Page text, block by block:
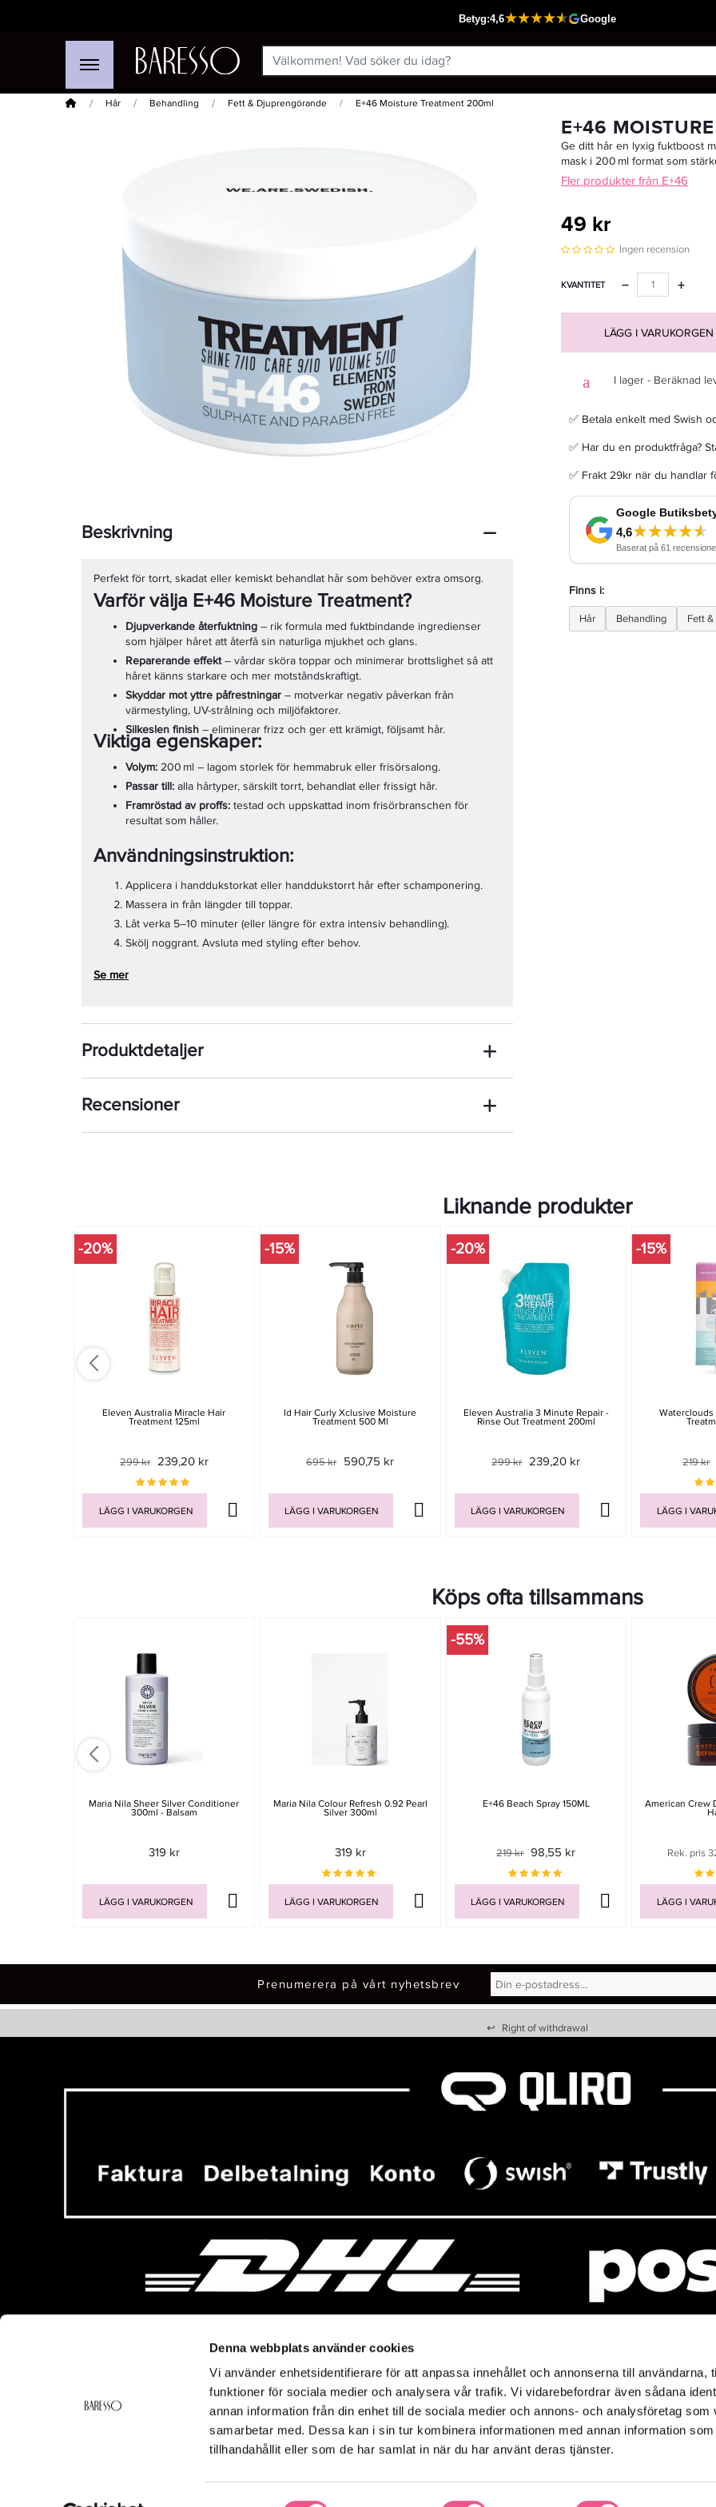
Denna webbplats använder cookies
Vi använder enhetsidentifierare för att anpassa innehållet och annonserna till användarna,
funktioner för sociala medier och analysera vår trafik. Vi vidarebefordrar även sådana
annan information från din enhet till de sociala medier och annons- och analysföretag som
samarbetar med. Dessa kan i sin tur kombinera informationen med annan information
tillhandahållit eller som de har samlat in när du har använt deras tjänster.
Samtyckesval
Hem Hår Behandling Fett & Djuprengörande E+46 Moisture Treatment 200ml
Passar din varukorg
W7 Kiss Lipstick The Reds Ruby Red 3g
Beskrivning
Perfekt för torrt, skadat eller kemiskt behandlat hår som behöver extra omsorg.
Varför välja E+46 Moisture Treatment?
Djupverkande återfuktning – rik formula med fuktbindande ingredienser
som hjälper håret att återfå sin naturliga mjukhet och glans.
Reparerande effekt– vårdar sköra toppar och minimerar brottslighet så att
håret känns starkare och mer motståndskraftigt.
Skyddar mot yttre påfrestningar – motverkar negativ påverkan från
värmestyling, UV-strålning och miljöfaktorer.
Silkeslen finish – eliminerar frizz och ger ett krämigt, följsamt hår.
Viktiga egenskaper:
Volym: 200 ml – lagom storlek för hemmabruk eller frisörsalong.
Passar till: alla hårtyper, särskilt torrt, behandlat eller frissigt hår.
Framröstad av proffs: testad och uppskattad inom frisörbranschen för
resultat som håller.
Användningsinstruktion:
Applicera i handdukstorkat eller handdukstorrt hår efter schamponering.
Massera in från längder till toppar.
Låt verka 5–10 minuter (eller längre för extra intensiv behandling).
Skölj noggrant. Avsluta med styling efter behov.
Se mer
Produktdetaljer
Recensioner
E+46
Ge ditt hår en lyxig fuktboost
mask i 200 ml format som
Fler produkter från E+46
49 kr
Ingen recension
KVANTITET +
−
LÄGG I VARUKORGEN
I lager - Beräknad
✅ Betala enkelt med Swish
✅ Har du en produktfråga?
✅ Frakt 29kr när du handlar
Finns i:
Hår Behandling Fett
Liknande produkter
-20%
Eleven Australia Miracle Hair
Treatment 125ml
299 kr 239,20 kr
LÄGG I VARUKORGEN
-15%
Id Hair Curly Xclusive Moisture
Treatment 500 Ml
695 kr 590,75 kr
LÄGG I VARUKORGEN
-20%
Eleven Australia 3 Minute Repair -
Rinse Out Treatment 200ml
299 kr 239,20 kr
LÄGG I VARUKORGEN
-15%
Waterclouds
219 kr
LÄGG I
Köps ofta tillsammans
Maria Nila Sheer Silver Conditioner
300ml - Balsam
319 kr
LÄGG I VARUKORGEN
Maria Nila Colour Refresh 0.92 Pearl
Silver 300ml
319 kr
LÄGG I VARUKORGEN
-55%
E+46 Beach Spray 150ML
219 kr 98,55 kr
LÄGG I VARUKORGEN
American Crew
Rek. pris
LÄGG I
Prenumerera på vårt nyhetsbrev
↩ Right of withdrawal
Kontakt
Om Baresso
Baresso Magasin
Om Baresso.se
Cookiepolicy
Smspolicy
Mitt Baresso
Baresso Family
Mitt konto
Ändra cookieinställningar